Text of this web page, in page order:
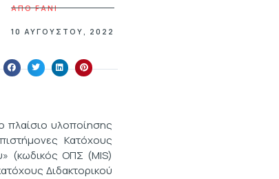
ΑΠΟFANI
10 ΑΥΓΟΎΣΤΟΥ, 2022
πλαίσιο υλοποίησης
Κατόχους
(κωδικός ΟΠΣ (MIS)
Διδακτορικού